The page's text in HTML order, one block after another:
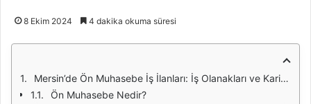
8 Ekim 2024 4 dakika okuma süresi
Mersin’de Ön Muhasebe İş İlanları: İş Olanakları ve Kariyer Fırsatları
Ön Muhasebe Nedir?